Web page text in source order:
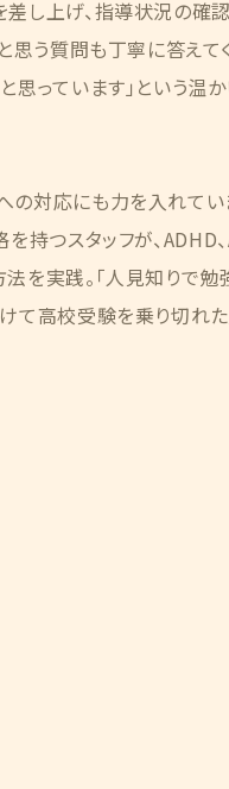
し上げ、指導状況の確
思う質問も丁寧に答えて
思っています」という温
対応にも力を入れてい
持つスタッフが、ADHD、
を実践。「人見知りで
て高校受験を乗り切れた